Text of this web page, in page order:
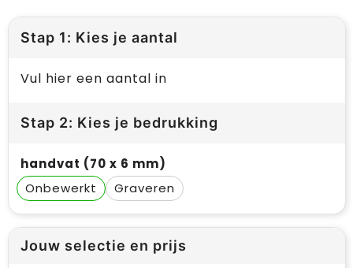
Stap 1: Kies je aantal
Vul hier een aantal in
Stap 2: Kies je bedrukking
handvat (70 x 6 mm)
Onbewerkt
Graveren
Jouw selectie en prijs